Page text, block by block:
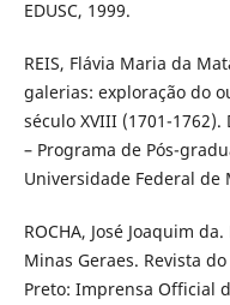
EDUSC, 1999.
REIS, Flávia Maria da
galerias: exploração do
século XVIII (1701-
– Programa de Pós-
Universidade Federal de
ROCHA, José Joaquim
Minas Geraes. Revista
Preto: Imprensa Official